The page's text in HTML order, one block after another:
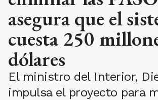
asegura que el
cuesta 250
dólares
El ministro del Interior,
impulsa el proyecto para